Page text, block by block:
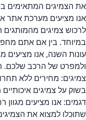
את הצמיגים המתאימים
אנו מציעים מערכת אתר
לרכוש צמיגים מהמותגים
במיוחד. בין אם אתם
עונות השנה, אנו מציעים
ולמפרט של הרכב שלכם.
צמיגים: מחירים ללא
בשוק על צמיגים
דגמים: אנו מציעים
שתוכלו למצוא את